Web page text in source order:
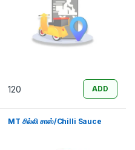
120 ADD
MT சில்லி சாஸ்/Chilli Sauce